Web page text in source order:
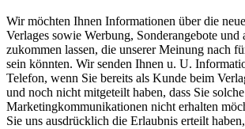
Wir möchten Ihnen Informationen über die
Verlages sowie Werbung, Sonderangebote und
zukommen lassen, die unserer Meinung nach
sein könnten. Wir senden Ihnen u. U.
Telefon, wenn Sie bereits als Kunde beim
und noch nicht mitgeteilt haben, dass Sie solche
Marketingkommunikationen nicht erhalten
Sie uns ausdrücklich die Erlaubnis erteilt